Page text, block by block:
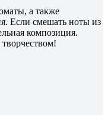
а также
Если смешать ноты из
композиция.